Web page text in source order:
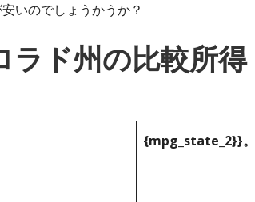
いのでしょうかうか？
ド州の比較所得
{mpg_state_2}}。